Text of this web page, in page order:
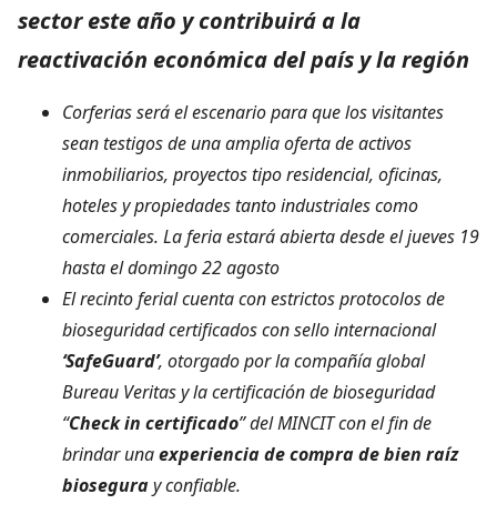
sector este año y contribuirá a la
reactivación económica del país y la región
Corferias será el escenario para que los visitantes
sean testigos de una amplia oferta de activos
inmobiliarios, proyectos tipo residencial, oficinas,
hoteles y propiedades tanto industriales como
comerciales. La feria estará abierta desde el jueves 19
hasta el domingo 22 agosto
El recinto ferial cuenta con estrictos protocolos de
bioseguridad certificados con sello internacional
‘SafeGuard’, otorgado por la compañía global
Bureau Veritas y la certificación de bioseguridad
“Check in certificado” del MINCIT con el fin de
brindar unaexperiencia de compra de bien raíz
bioseguray confiable.